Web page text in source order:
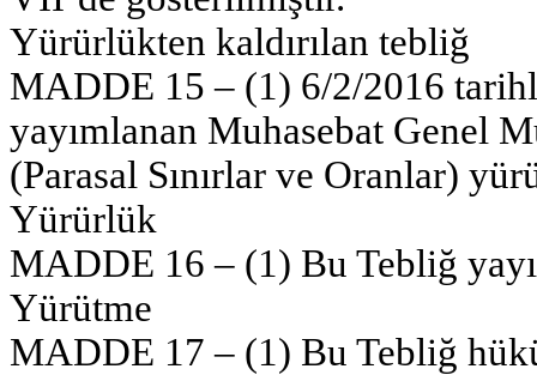
Yürürlükten kaldırılan tebliğ
MADDE 15 – (1) 6/2/2016
yayımlanan Muhasebat Genel
(Parasal Sınırlar ve Oranlar)
Yürürlük
MADDE 16 – (1) Bu Tebliğ
Yürütme
MADDE 17 – (1) Bu Tebliğ